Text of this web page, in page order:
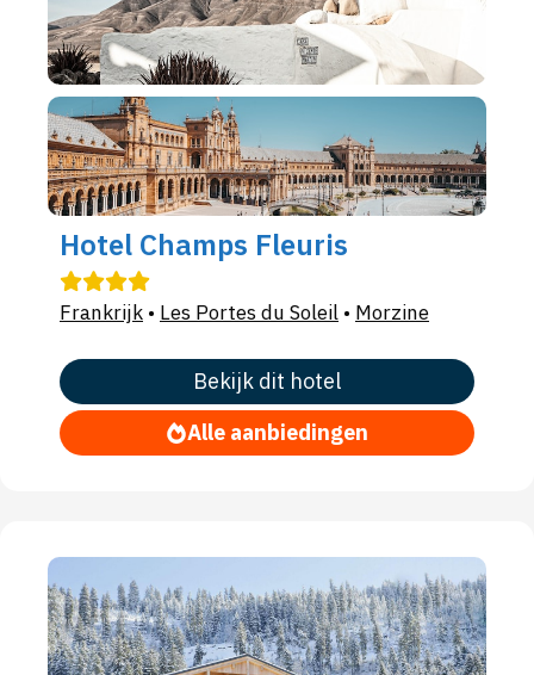
Hotel Champs Fleuris
Frankrijk • Les Portes du Soleil • Morzine
Bekijk dit hotel
Alle aanbiedingen